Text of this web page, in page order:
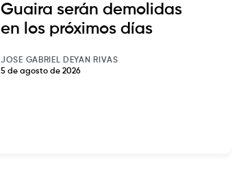
Guaira serán demolidas
en los próximos días
JOSE GABRIEL DEYAN RIVAS
5 de agosto de 2026